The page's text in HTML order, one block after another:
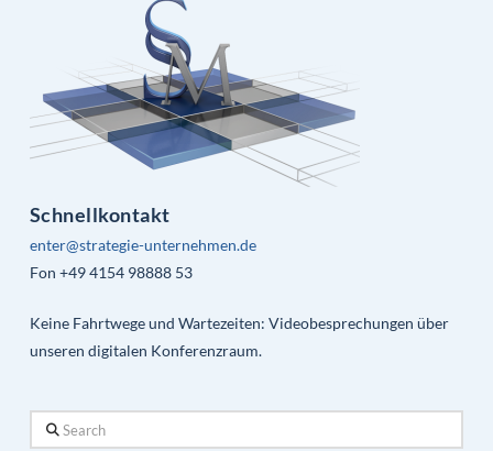
Schnellkontakt
enter@strategie-unternehmen.de
Fon +49 4154 98888 53
Keine Fahrtwege und Wartezeiten: Videobesprechungen über
unseren digitalen Konferenzraum.
Search